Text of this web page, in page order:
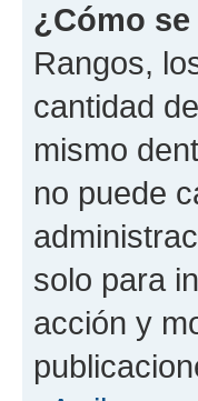
¿Cómo
Rangos,
cantidad
mismo
no puede
solo para
acción y